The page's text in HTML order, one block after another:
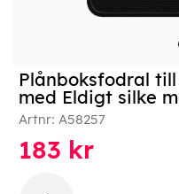
Plånboksfodral
med Eldigt silke
Artnr: A58257
183 kr